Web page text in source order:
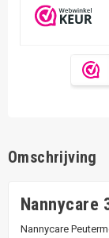
Omschrijving
Nannycare
Nannycare